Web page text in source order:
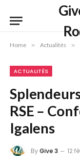
Home » Actualités »
ACTUALITÉS
RSE –
Igalens
ByGive 3 12